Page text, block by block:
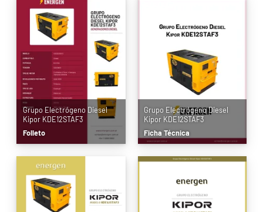
Grupo Electrógeno Diesel
Kipor KDE12STAF3
Folleto
Grupo Electrógeno Diesel
Kipor KDE12STAF3
Ficha Técnica